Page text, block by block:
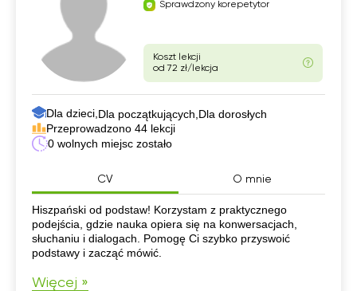
Sprawdzony korepetytor
Koszt lekcji
od 72 zł/lekcja
Dla dzieci, Dla początkujących, Dla dorosłych
Przeprowadzono 44 lekcji
0 wolnych miejsc zostało
CV O mnie
CV
Hiszpański od podstaw! Korzystam z praktycznego
podejścia, gdzie nauka opiera się na konwersacjach,
słuchaniu i dialogach. Pomogę Ci szybko przyswoić
podstawy i zacząć mówić.
Więcej »